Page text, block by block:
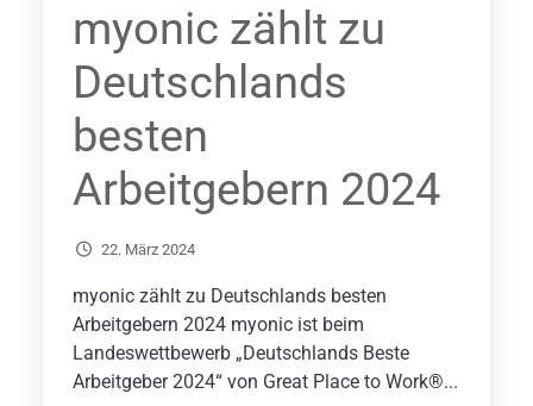
myonic zählt zu
Deutschlands
besten
Arbeitgebern 2024
22. März 2024
myonic zählt zu Deutschlands besten
Arbeitgebern 2024 myonic ist beim
Landeswettbewerb „Deutschlands Beste
Arbeitgeber 2024“ von Great Place to Work®...